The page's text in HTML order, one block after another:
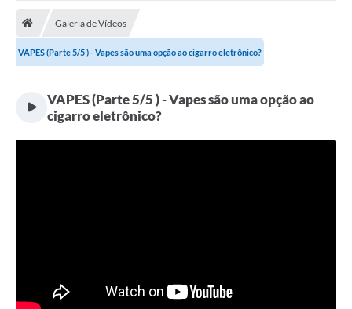
Galeria de Vídeos
VAPES (Parte 5/5 ) - Vapes são uma opção ao cigarro eletrônico?
VAPES (Parte 5/5 ) - Vapes são uma opção ao
cigarro eletrônico?